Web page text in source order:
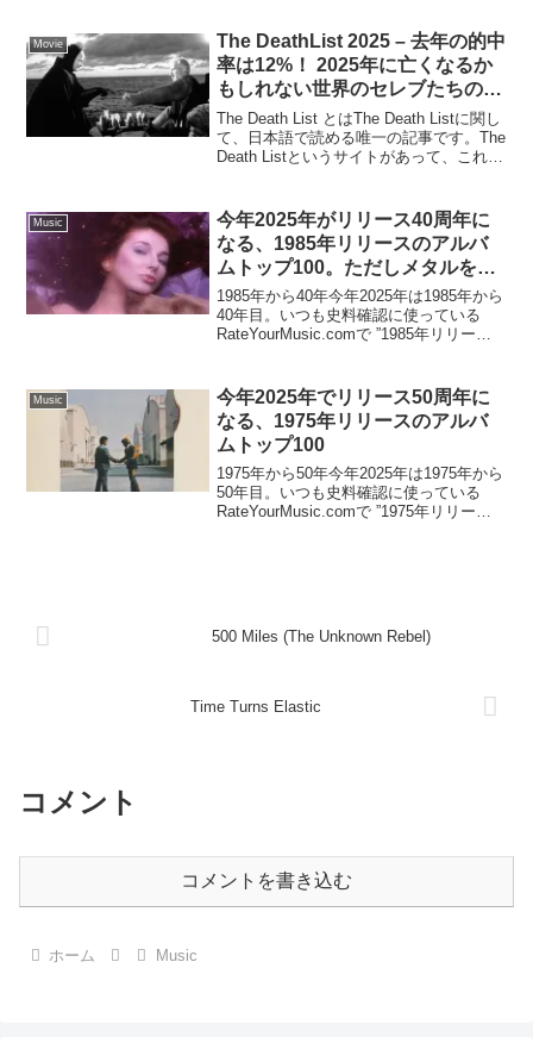
Movie
The DeathList 2025 – 去年の的中
率は12%！ 2025年に亡くなるか
もしれない世界のセレブたちのリ
スト
The Death List とはThe Death Listに関し
て、日本語で読める唯一の記事です。The
Death Listというサイトがあって、これを
死亡す...
Music
今年2025年がリリース40周年に
なる、1985年リリースのアルバ
ムトップ100。ただしメタルを除
く
1985年から40年今年2025年は1985年から
40年目。いつも史料確認に使っている
RateYourMusic.comで ”1985年リリース
カルチャーを音...
Music
今年2025年でリリース50周年に
なる、1975年リリースのアルバ
ムトップ100
1975年から50年今年2025年は1975年から
50年目。いつも史料確認に使っている
RateYourMusic.comで ”1975年リリース
500 Miles (The Unknown Rebel)
Time Turns Elastic
コメント
コメントを書き込む
ホーム Music